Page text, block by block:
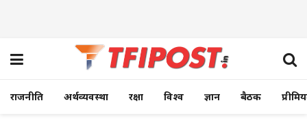
राजनीति अर्थव्यवस्था रक्षा विश्व ज्ञान बैठक